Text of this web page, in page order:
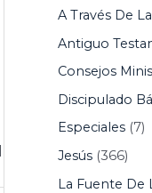
A Través De
Antiguo
Consejos
Discipulado
Especiales(7)
Jesús(366)
La Fuente De